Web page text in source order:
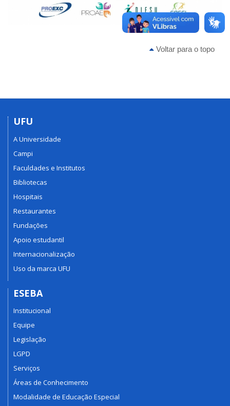
Voltar para o topo
UFU
A Universidade
Campi
Faculdades e Institutos
Bibliotecas
Hospitais
Restaurantes
Fundações
Apoio estudantil
Internacionalização
Uso da marca UFU
ESEBA
Institucional
Equipe
Legislação
LGPD
Serviços
Áreas de Conhecimento
Modalidade de Educação Especial